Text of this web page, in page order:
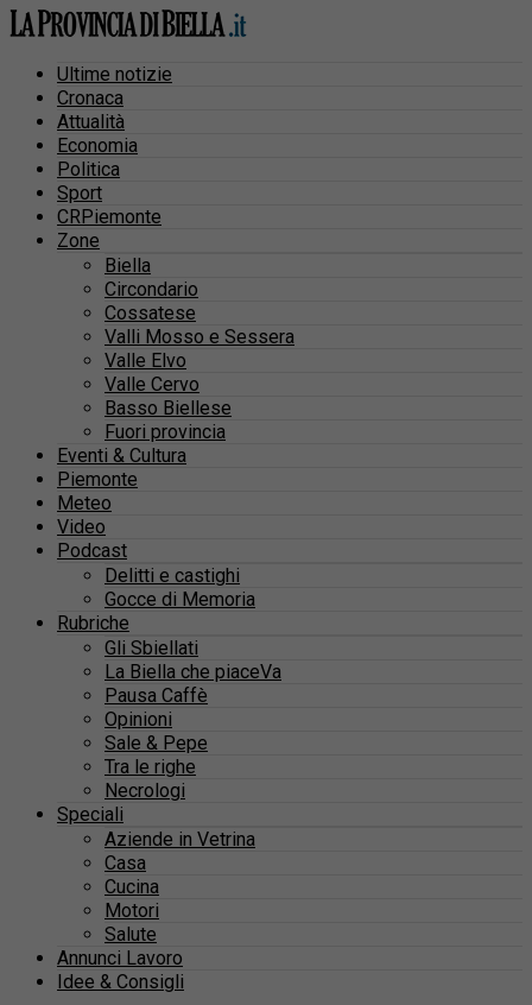
Ultime notizie
Cronaca
Attualità
Economia
Politica
Sport
CRPiemonte
Zone
Biella
Circondario
Cossatese
Valli Mosso e Sessera
Valle Elvo
Valle Cervo
Basso Biellese
Fuori provincia
Eventi & Cultura
Piemonte
Meteo
Video
Podcast
Delitti e castighi
Gocce di Memoria
Rubriche
Gli Sbiellati
La Biella che piaceVa
Pausa Caffè
Opinioni
Sale & Pepe
Tra le righe
Necrologi
Speciali
Aziende in Vetrina
Casa
Cucina
Motori
Salute
Annunci Lavoro
Idee & Consigli